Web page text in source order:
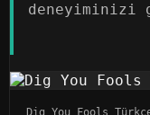
Dig You Fools